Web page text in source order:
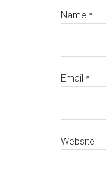
Name *
Email *
Website